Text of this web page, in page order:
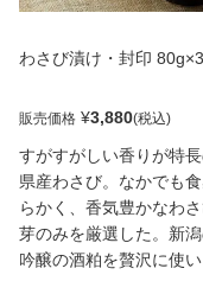
飲酒運転は法律で禁止
を。妊娠中や授乳期の
わさび漬け・封印
販売価格 ¥3,880
すがすがしい香りが特
県産わさび。なかでも
らかく、香気豊かなわ
芽のみを厳選した。新
吟醸の酒粕を贅沢に使い